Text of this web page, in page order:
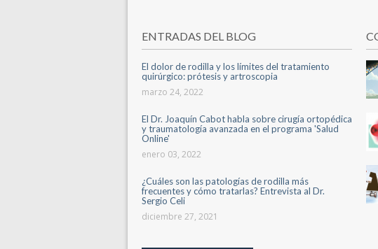
ENTRADAS DEL BLOG
El dolor de rodilla y los límites del tratamiento
quirúrgico: prótesis y artroscopia
marzo 24, 2022
El Dr. Joaquín Cabot habla sobre cirugía ortopédica
y traumatología avanzada en el programa 'Salud
Online'
enero 03, 2022
¿Cuáles son las patologías de rodilla más
frecuentes y cómo tratarlas? Entrevista al Dr.
Sergio Celi
diciembre 27, 2021